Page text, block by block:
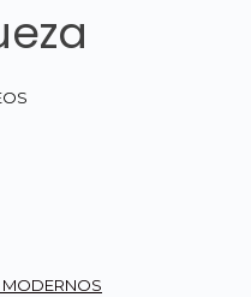
MODERNOS